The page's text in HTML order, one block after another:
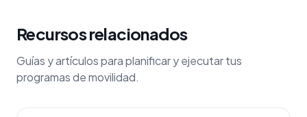
Recursos relacionados
Guías y artículos para planificar y ejecutar tus
programas de movilidad.